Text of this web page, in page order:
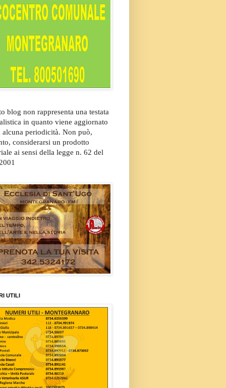
blog non rappresenta una testata
in quanto viene aggiornato
alcuna periodicità. Non può,
considerarsi un prodotto
ai sensi della legge n. 62 del
UTILI